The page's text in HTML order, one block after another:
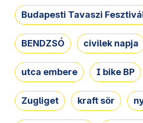
Budapesti Tavaszi
BENDZSÓ civilek napja
utca embere I bike BP
Zugliget kraft sör